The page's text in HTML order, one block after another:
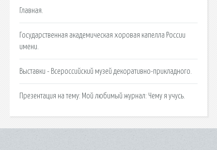
Главная.
Государственная академическая хоровая капелла России
имени.
Выставки - Всероссийский музей декоративно-прикладного.
Презентация на тему: Мой любимый журнал: Чему я учусь.